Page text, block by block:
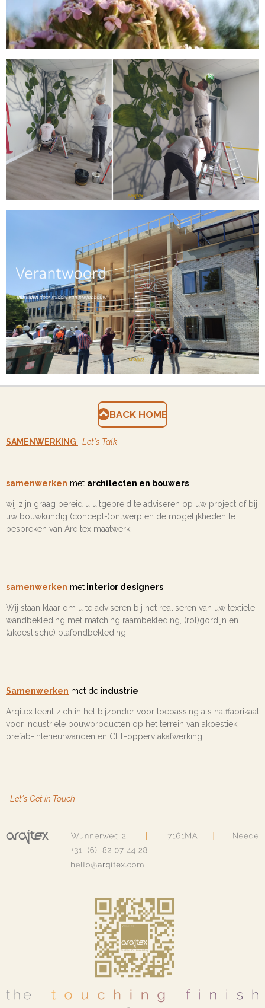
BACK HOME
SAMENWERKING Let's Talk
samenwerken met architecten en bouwers
wij zijn graag bereid u uitgebreid te adviseren op uw project of bij
uw bouwkundig (concept-)ontwerp en de mogelijkheden te
bespreken van Arqitex maatwerk
samenwerken met interior designers
Wij staan klaar om u te adviseren bij het realiseren van uw textiele
wandbekleding met matching raambekleding, (rol)gordijn en
(akoestische) plafondbekleding
Samenwerken met de industrie
Arqitex leent zich in het bijzonder voor toepassing als halffabrikaat
voor industriële bouwproducten op het terrein van akoestiek,
prefab-interieurwanden en CLT-oppervlakafwerking.
Let's Get in Touch